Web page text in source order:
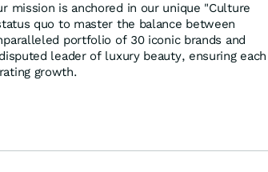
mission is anchored in our unique "Culture
quo to master the balance between
portfolio of 30 iconic brands and
leader of luxury beauty, ensuring each
growth.